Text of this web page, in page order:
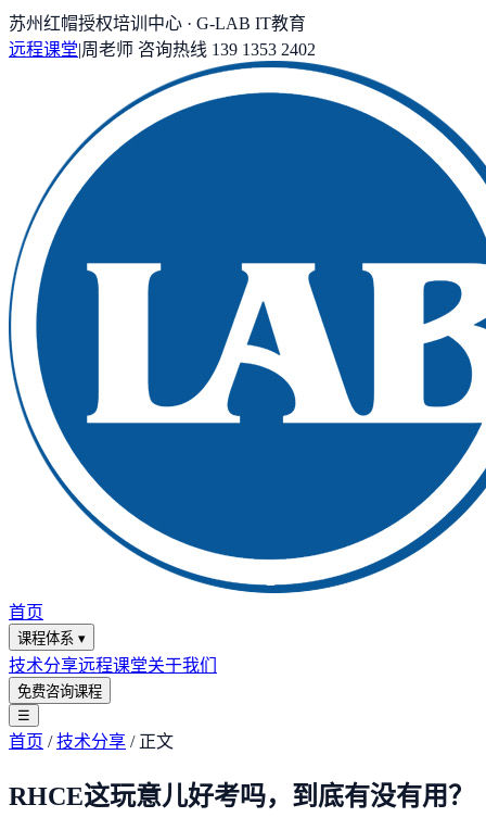
苏州红帽授权培训中心 · G-LAB IT教育
远程课堂|周老师 咨询热线 139 1353 2402
首页
课程体系 ▾
技术分享远程课堂关于我们
免费咨询课程
☰
首页 /技术分享 / 正文
RHCE这玩意儿好考吗，到底有没有用？